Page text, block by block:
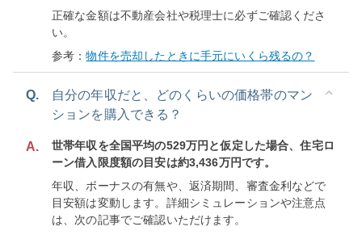
正確な金額は不動産会社や税理士に必ずご確認くださ
い。
参考：物件を売却したときに手元にいくら残るの？
Q.
自分の年収だと、どのくらいの価格帯のマン
ションを購入できる？
A.
世帯年収を全国平均の529万円と仮定した場合、住宅ロ
ーン借入限度額の目安は約3,436万円です。
年収、ボーナスの有無や、返済期間、審査金利などで
目安額は変動します。詳細シミュレーションや注意点
は、次の記事でご確認いただけます。